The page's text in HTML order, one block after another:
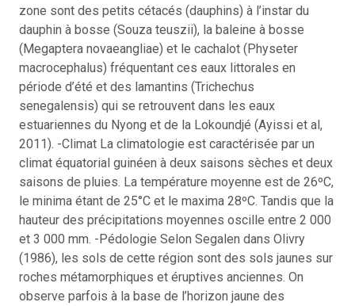
zone sont des petits cétacés (dauphins) à l’instar du
dauphin à bosse (Souza teuszii), la baleine à bosse
(Megaptera novaeangliae) et le cachalot (Physeter
macrocephalus) fréquentant ces eaux littorales en
période d’été et des lamantins (Trichechus
senegalensis) qui se retrouvent dans les eaux
estuariennes du Nyong et de la Lokoundjé (Ayissi et al,
2011). -Climat La climatologie est caractérisée par un
climat équatorial guinéen à deux saisons sèches et deux
saisons de pluies. La température moyenne est de 26ºC,
le minima étant de 25°C et le maxima 28ºC. Tandis que la
hauteur des précipitations moyennes oscille entre 2 000
et 3 000 mm. -Pédologie Selon Segalen dans Olivry
(1986), les sols de cette région sont des sols jaunes sur
roches métamorphiques et éruptives anciennes. On
observe parfois à la base de l’horizon jaune des